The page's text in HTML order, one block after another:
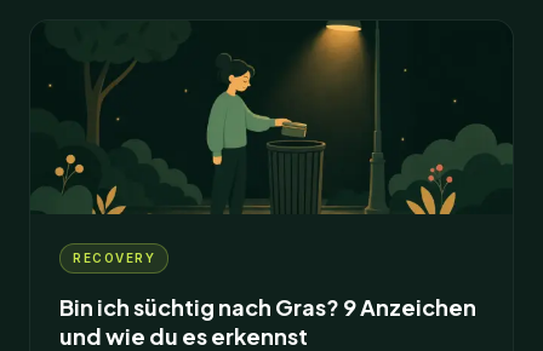
Min.1. Februar 2026
RECOVERY
Bin ich süchtig nach Gras? 9 Anzeichen
und wie du es erkennst